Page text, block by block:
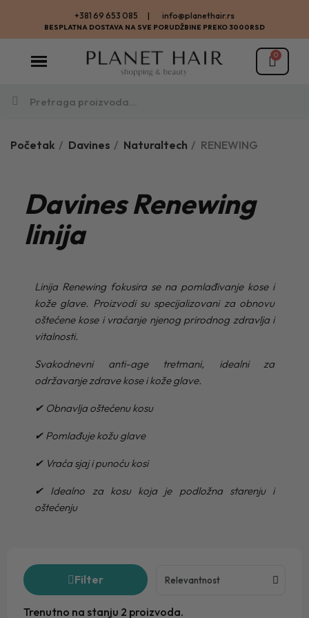
BESPLATNA DOSTAVA NA SVE PORUDŽBINE PREKO 3000RSD
+381 69 653 085 | info@planethair.rs
Početak Davines Naturaltech RENEWING
Davines Renewing
linija
Linija Renewing fokusira se na pomlađivanje kose i
kože glave. Proizvodi su specijalizovani za obnovu
oštećene kose i vraćanje njenog prirodnog zdravlja i
vitalnosti.
Svakodnevni anti-age tretmani, idealni za
održavanje zdrave kose i kože glave.
✔ Obnavlja oštećenu kosu
✔ Pomlađuje kožu glave
✔ Vraća sjaj i punoću kosi
✔ Idealno za kosu koja je podložna starenju i
oštećenju
Trenutno na stanju 2 proizvoda.
Filter